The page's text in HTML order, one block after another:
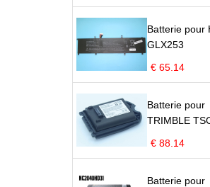
Batterie pour
GLX253
€ 65.14
Batterie pour
TRIMBLE
€ 88.14
Batterie pour